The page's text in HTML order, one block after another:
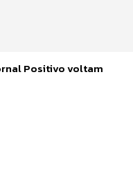
Positivo voltam